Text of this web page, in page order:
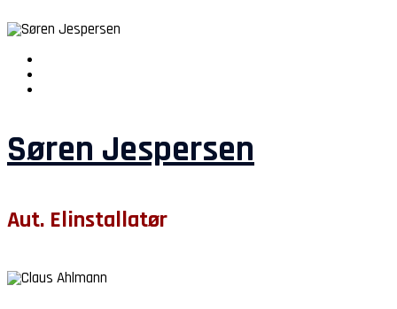
Søren Jespersen
Aut. Elinstallatør